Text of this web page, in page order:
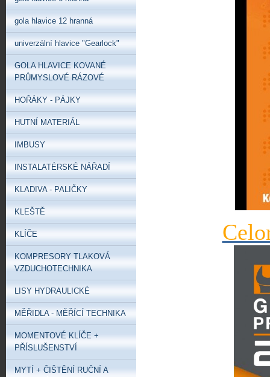
gola hlavice 12 hranná
univerzální hlavice "Gearlock"
GOLA HLAVICE KOVANÉ
PRŮMYSLOVÉ RÁZOVÉ
HOŘÁKY - PÁJKY
HUTNÍ MATERIÁL
IMBUSY
INSTALATÉRSKÉ NÁŘADÍ
KLADIVA - PALIČKY
KLEŠTĚ
KLÍČE
KOMPRESORY TLAKOVÁ
VZDUCHOTECHNIKA
LISY HYDRAULICKÉ
MĚŘIDLA - MĚŘÍCÍ TECHNIKA
MOMENTOVÉ KLÍČE +
PŘÍSLUŠENSTVÍ
MYTÍ + ČIŠTĚNÍ RUČNÍ A